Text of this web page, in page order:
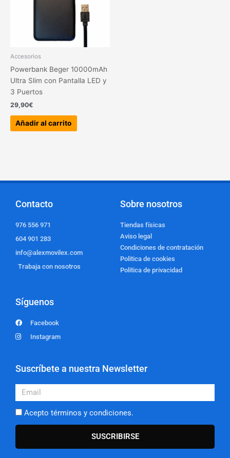
Accesorios
Powerbank Beger 10000mAh
Ultra Slim con Pantalla LED y
3 Puertos
29,90€
Añadir al carrito
Contacto
976 556 971
604 901 283
info@alexmovilex.com
Trabaja con nosotros
Sobre nosotros
Tiendas físicas
Aviso legal
Condiciones de contratación
Politica de cookies
Politica de privacidad
Síguenos
Facebook
Instagram
Suscríbete a nuestra Newsletter
Email
Acepto términos y condiciones.
SUSCRIBIRSE